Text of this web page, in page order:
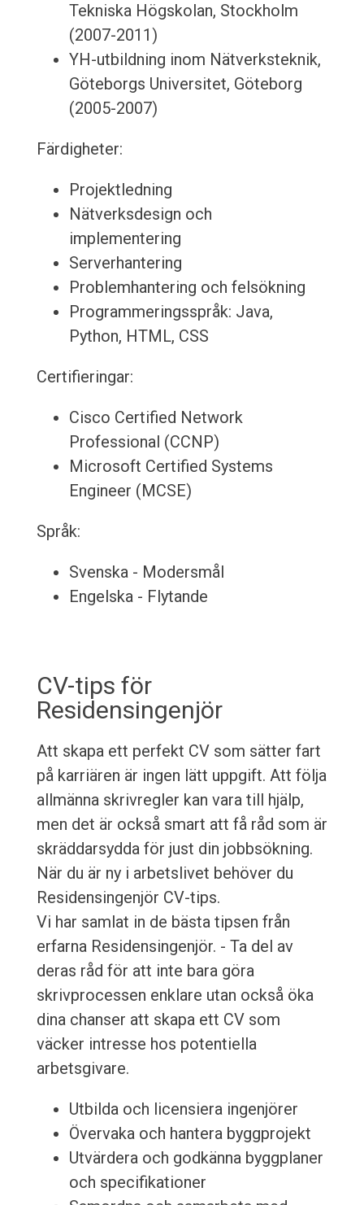
Tekniska Högskolan, Stockholm
(2007-2011)
YH-utbildning inom Nätverksteknik,
Göteborgs Universitet, Göteborg
(2005-2007)
Färdigheter:
Projektledning
Nätverksdesign och
implementering
Serverhantering
Problemhantering och felsökning
Programmeringsspråk: Java,
Python, HTML, CSS
Certifieringar:
Cisco Certified Network
Professional (CCNP)
Microsoft Certified Systems
Engineer (MCSE)
Språk:
Svenska - Modersmål
Engelska - Flytande
CV-tips för
Residensingenjör
Att skapa ett perfekt CV som sätter fart
på karriären är ingen lätt uppgift. Att följa
allmänna skrivregler kan vara till hjälp,
men det är också smart att få råd som är
skräddarsydda för just din jobbsökning.
När du är ny i arbetslivet behöver du
Residensingenjör CV-tips.
Vi har samlat in de bästa tipsen från
erfarna Residensingenjör. - Ta del av
deras råd för att inte bara göra
skrivprocessen enklare utan också öka
dina chanser att skapa ett CV som
väcker intresse hos potentiella
arbetsgivare.
Utbilda och licensiera ingenjörer
Övervaka och hantera byggprojekt
Utvärdera och godkänna byggplaner
och specifikationer